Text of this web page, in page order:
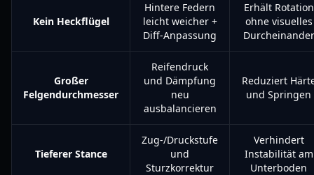
Kein Heckflügel
Hintere Federn
leicht weicher +
Diff-Anpassung
Erhält Rotation
ohne visuelles
Durcheinander
Großer
Felgendurchmesser
Reifendruck
und Dämpfung
neu
ausbalancieren
Reduziert
und Springen
Tieferer Stance
Zug-/Druckstufe
und
Sturzkorrektur
Verhindert
Instabilität am
Unterboden